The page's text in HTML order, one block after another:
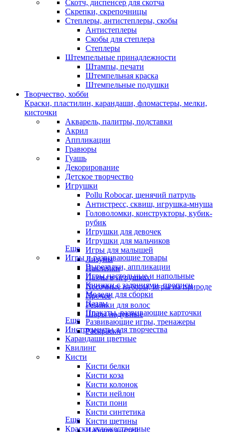
Скотч, диспенсер для скотча
Скрепки, скрепочницы
Степлеры, антистеплеры, скобы
Антистеплеры
Скобы для степлера
Степлеры
Штемпельные принадлежности
Штампы, печати
Штемпельная краска
Штемпельные подушки
Творчество, хобби
Краски, пластилин, карандаши, фломастеры, мелки,
кисточки
Акварель, палитры, подставки
Акрил
Аппликации
Гравюры
Гуашь
Декорирование
Детское творчество
Игрушки
Pollu Robocar, щенячий патруль
Антистресс, сквиш, игрушка-мнуша
Головоломки, конструкторы, кубик-
рубик
Игрушки для девочек
Игрушки для мальчиков
Игры для малышей
Лизуны
Наклейки
Пазлы в игрушках
Песочные наборы, игры на природе
Прочее
Резинки для волос
Шары надувные
Еще
Игры и развивающие товары
Вырезалки, аппликации
Игры настольные и напольные
Книжки с заданиями, прописи
Модели для сборки
Пазлы
Плакаты, развивающие карточки
Развивающие игры, тренажеры
Раскраски
Еще
Инструменты для творчества
Карандаши цветные
Квилинг
Кисти
Кисти белки
Кисти коза
Кисти колонок
Кисти нейлон
Кисти пони
Кисти синтетика
Кисти щетины
Наборы кистей
Еще
Краски художественные